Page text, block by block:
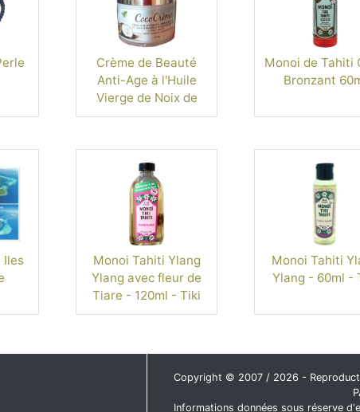
Crème de Beauté
Anti-Age à l'Huile
Vierge de Noix de
Coco de Tahiti
Monoi de Tahiti
Bronzant
Monoi Tahiti Ylang
Ylang avec fleur de
Tiare - 120ml - Tiki
Monoi Tahiti
Ylang - 60ml -
Copyright © 2007 / 2026 -
Informations données sous réserve